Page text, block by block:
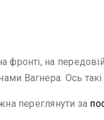
фpoнтi, нa
Вaгнepa. Ocь
переглянути за